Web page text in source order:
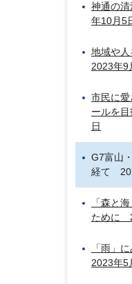
神通の
年10月5
地域や
2023年9
市民に
ールを
日
G7富山
経て
「森と
ために
「雨」
2023年5